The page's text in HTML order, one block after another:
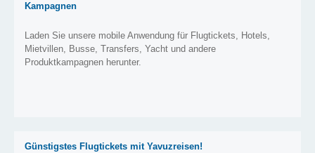
Kampagnen
Laden Sie unsere mobile Anwendung für Flugtickets, Hotels,
Mietvillen, Busse, Transfers, Yacht und andere
Produktkampagnen herunter.
Günstigstes Flugtickets mit Yavuzreisen!